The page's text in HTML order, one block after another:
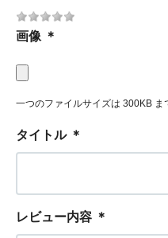
画像 ＊
一つのファイルサイズは 300KB ま
タイトル ＊
レビュー内容 ＊